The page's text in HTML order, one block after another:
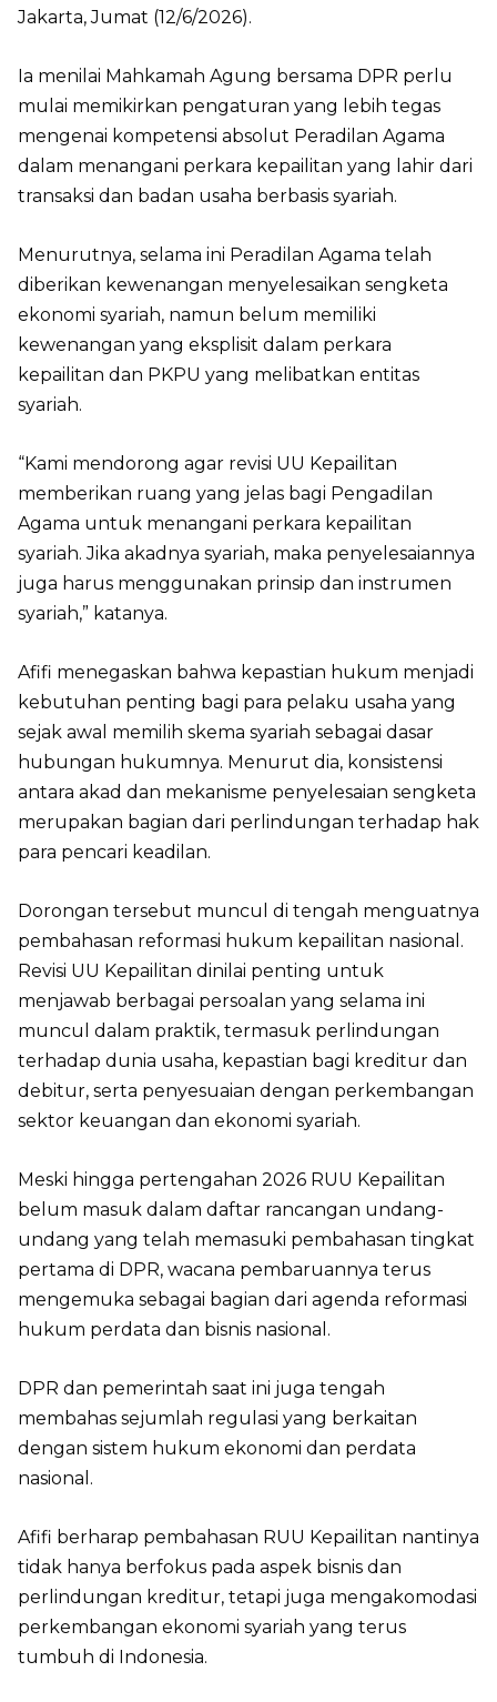
Jakarta, Jumat (12/6/2026).
Ia menilai Mahkamah Agung bersama DPR perlu
mulai memikirkan pengaturan yang lebih tegas
mengenai kompetensi absolut Peradilan Agama
dalam menangani perkara kepailitan yang lahir dari
transaksi dan badan usaha berbasis syariah.
Menurutnya, selama ini Peradilan Agama telah
diberikan kewenangan menyelesaikan sengketa
ekonomi syariah, namun belum memiliki
kewenangan yang eksplisit dalam perkara
kepailitan dan PKPU yang melibatkan entitas
syariah.
“Kami mendorong agar revisi UU Kepailitan
memberikan ruang yang jelas bagi Pengadilan
Agama untuk menangani perkara kepailitan
syariah. Jika akadnya syariah, maka penyelesaiannya
juga harus menggunakan prinsip dan instrumen
syariah,” katanya.
Afifi menegaskan bahwa kepastian hukum menjadi
kebutuhan penting bagi para pelaku usaha yang
sejak awal memilih skema syariah sebagai dasar
hubungan hukumnya. Menurut dia, konsistensi
antara akad dan mekanisme penyelesaian sengketa
merupakan bagian dari perlindungan terhadap hak
para pencari keadilan.
Dorongan tersebut muncul di tengah menguatnya
pembahasan reformasi hukum kepailitan nasional.
Revisi UU Kepailitan dinilai penting untuk
menjawab berbagai persoalan yang selama ini
muncul dalam praktik, termasuk perlindungan
terhadap dunia usaha, kepastian bagi kreditur dan
debitur, serta penyesuaian dengan perkembangan
sektor keuangan dan ekonomi syariah.
Meski hingga pertengahan 2026 RUU Kepailitan
belum masuk dalam daftar rancangan undang-
undang yang telah memasuki pembahasan tingkat
pertama di DPR, wacana pembaruannya terus
mengemuka sebagai bagian dari agenda reformasi
hukum perdata dan bisnis nasional.
DPR dan pemerintah saat ini juga tengah
membahas sejumlah regulasi yang berkaitan
dengan sistem hukum ekonomi dan perdata
nasional.
Afifi berharap pembahasan RUU Kepailitan nantinya
tidak hanya berfokus pada aspek bisnis dan
perlindungan kreditur, tetapi juga mengakomodasi
perkembangan ekonomi syariah yang terus
tumbuh di Indonesia.